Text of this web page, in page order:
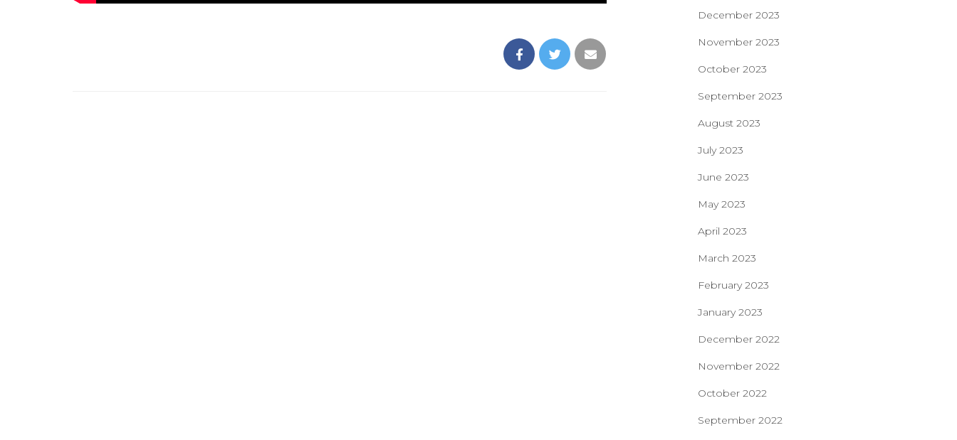
December 2023
November 2023
October 2023
September 2023
August 2023
July 2023
June 2023
May 2023
April 2023
March 2023
February 2023
January 2023
December 2022
November 2022
October 2022
September 2022